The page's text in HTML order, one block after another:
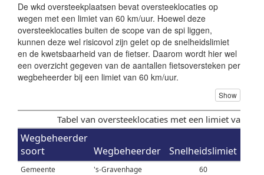
De wkd oversteekplaatsen bevat oversteeklocaties op
wegen met een limiet van 60 km/uur. Hoewel deze
oversteeklocaties buiten de scope van de spi liggen,
kunnen deze wel risicovol zijn gelet op de snelheidslimiet
en de kwetsbaarheid van de fietser. Daarom wordt hier wel
een overzicht gegeven van de aantallen fietsoversteken per
wegbeheerder bij een limiet van 60 km/uur.
Show
Tabel van oversteeklocaties met een limiet van
Wegbeheerder
soort
Wegbeheerder Snelheidslimiet
Gemeente 's-Gravenhage
60